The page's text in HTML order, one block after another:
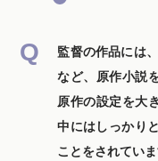
監督の作品には、
など、原作小説
原作の設定を大
中にはしっかり
ことをされていま